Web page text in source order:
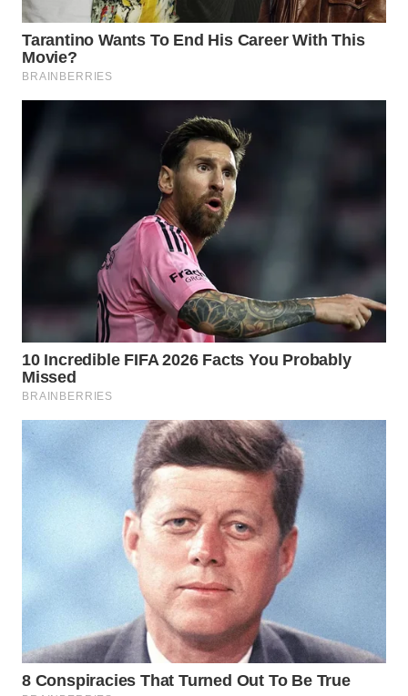
WN
NATUNA
MANDALIKA
WN
LABUANBAJO
WN
BORNEO
WAHANA
ADVOKAT